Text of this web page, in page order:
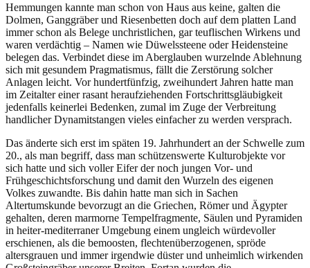
Hemmungen kannte man schon von Haus aus keine, galten die
Dolmen, Ganggräber und Riesenbetten doch auf dem platten Land
immer schon als Belege unchristlichen, gar teuflischen Wirkens und
waren verdächtig – Namen wie Düwelssteene oder Heidensteine
belegen das. Verbindet diese im Aberglauben wurzelnde Ablehnung
sich mit gesundem Pragmatismus, fällt die Zerstörung solcher
Anlagen leicht. Vor hundertfünfzig, zweihundert Jahren hatte man
im Zeitalter einer rasant heraufziehenden Fortschrittsgläubigkeit
jedenfalls keinerlei Bedenken, zumal im Zuge der Verbreitung
handlicher Dynamitstangen vieles einfacher zu werden versprach.
Das änderte sich erst im späten 19. Jahrhundert an der Schwelle zum
20., als man begriff, dass man schützenswerte Kulturobjekte vor
sich hatte und sich voller Eifer der noch jungen Vor- und
Frühgeschichtsforschung und damit den Wurzeln des eigenen
Volkes zuwandte. Bis dahin hatte man sich in Sachen
Altertumskunde bevorzugt an die Griechen, Römer und Ägypter
gehalten, deren marmorne Tempelfragmente, Säulen und Pyramiden
in heiter-mediterraner Umgebung einem ungleich würdevoller
erschienen, als die bemoosten, flechtenüberzogenen, spröde
altersgrauen und immer irgendwie düster und unheimlich wirkenden